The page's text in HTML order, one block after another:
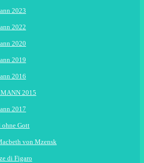
2023
2022
2020
2019
2016
2015
2017
ohne Gott
von Mzensk
di Figaro